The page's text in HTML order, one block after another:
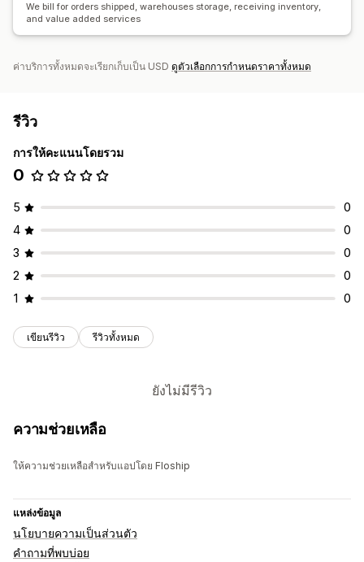
We bill for orders shipped, warehouses storage, receiving inventory,
and value added services
ค่าบริการทั้งหมดจะเรียกเก็บเป็น USD ดูตัวเลือกการกำหนดราคาทั้งหมด
รีวิว
การให้คะแนนโดยรวม
0
5
0
4
0
3
0
2
0
1
0
เขียนรีวิว รีวิวทั้งหมด
ยังไม่มีรีวิว
ความช่วยเหลือ
ให้ความช่วยเหลือสำหรับแอปโดย Floship
แหล่งข้อมูล
นโยบายความเป็นส่วนตัว
คำถามที่พบบ่อย